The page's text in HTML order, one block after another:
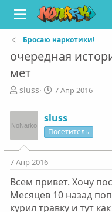
Бросаю наркотики!
очередная
мет
А
т
о
т
м
ы
sluss
Д
а
н
л
а
7 Апр 2016
sluss
Посетитель
7 Апр 2016
Всем привет. Хочу
Месяцев 10 назад
курил травку и тут